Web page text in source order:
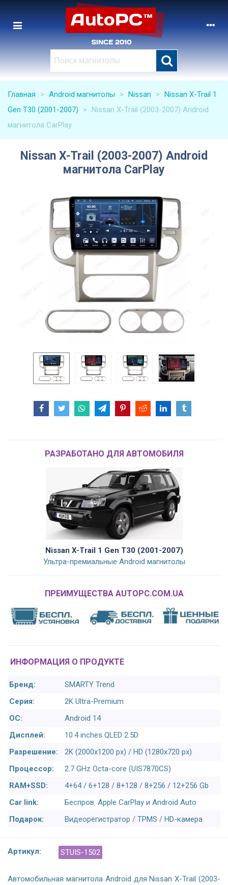
Главная > Android магнитолы > Nissan > Nissan X-Trail 1
Gen T30 (2001-2007)
> Nissan X-Trail (2003-2007) Android
магнитола CarPlay
Nissan X-Trail (2003-2007) Android
магнитола CarPlay
РАЗРАБОТАНО ДЛЯ АВТОМОБИЛЯ
Nissan X-Trail 1 Gen T30 (2001-2007)
Ультра-премиальные Android магнитолы
ПРЕИМУЩЕСТВА AUTOPC.COM.UA
ИНФОРМАЦИЯ О ПРОДУКТЕ
Бренд:
SMARTY Trend
Серия:
2K Ultra-Premium
ОС:
Android 14
Дисплей:
10.4 inches QLED 2.5D
Разрешение:
2K (2000x1200 px) / HD (1280x720 px)
Процессор:
2.7 GHz Octa-core (UIS7870CS)
RAM+SSD:
4+64 / 6+128 / 8+128 / 8+256 / 12+256 Gb
Car link:
Беспров. Apple CarPlay и Android Auto
Подарок:
Видеорегистратор / TPMS / HD-камера
Артикул: STUIS-1502
Автомобильная магнитола Android для Nissan X-Trail (2003-